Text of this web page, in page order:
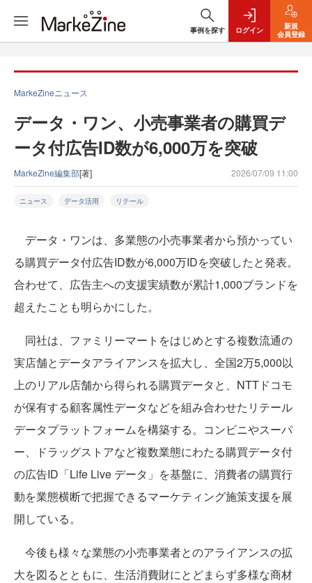
事例を探す ログイン
新規
会員登録
MarkeZineニュース
データ・ワン、小売事業者の購買デ
ータ付広告ID数が6,000万を突破
MarkeZine編集部[著] 2026/07/09 11:00
ニュース データ活用 リテール
データ・ワンは、多業態の小売事業者から預かってい
る購買データ付広告ID数が6,000万IDを突破したと発表。
合わせて、広告主への支援実績数が累計1,000ブランドを
超えたことも明らかにした。
同社は、ファミリーマートをはじめとする複数流通の
実店舗とデータアライアンスを拡大し、全国2万5,000以
上のリアル店舗から得られる購買データと、NTTドコモ
が保有する顧客属性データなどを組み合わせたリテール
データプラットフォームを構築する。コンビニやスーパ
ー、ドラッグストアなど複数業態にわたる購買データ付
の広告ID「Life Live データ」を基盤に、消費者の購買行
動を業態横断で把握できるマーケティング施策支援を展
開している。
今後も様々な業態の小売事業者とのアライアンスの拡
大を図るとともに、生活消費財にとどまらず多様な商材